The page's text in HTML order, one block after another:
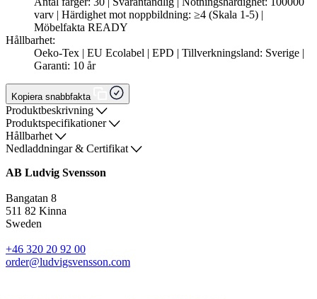
varv | Härdighet mot noppbildning: ≥4 (Skala 1-5) |
Möbelfakta READY
Hållbarhet:
Oeko-Tex | EU Ecolabel | EPD | Tillverkningsland: Sverige |
Garanti: 10 år
Kopiera snabbfakta
Produktbeskrivning
Produktspecifikationer
Hållbarhet
Nedladdningar & Certifikat
AB Ludvig Svensson
Bangatan 8
511 82 Kinna
Sweden
+46 320 20 92 00
order@ludvigsvensson.com